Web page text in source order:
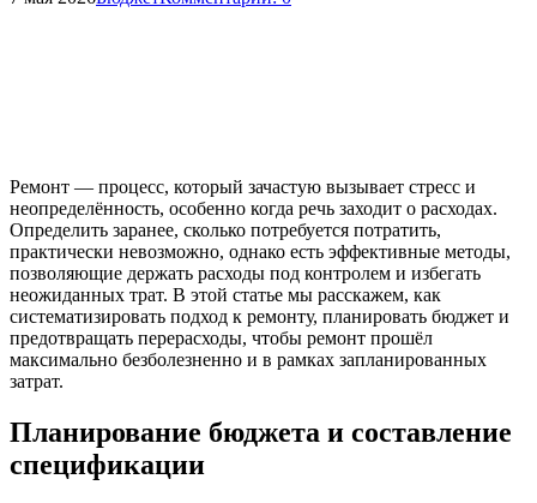
Ремонт — процесс, который зачастую вызывает стресс и
неопределённость, особенно когда речь заходит о расходах.
Определить заранее, сколько потребуется потратить,
практически невозможно, однако есть эффективные методы,
позволяющие держать расходы под контролем и избегать
неожиданных трат. В этой статье мы расскажем, как
систематизировать подход к ремонту, планировать бюджет и
предотвращать перерасходы, чтобы ремонт прошёл
максимально безболезненно и в рамках запланированных
затрат.
Планирование бюджета и составление
спецификации